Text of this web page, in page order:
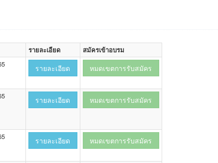
รายละเอียด
สมัครเข้าอบรม
รายละเอียด หมดเขตการรับสมัคร
รายละเอียด หมดเขตการรับสมัคร
รายละเอียด หมดเขตการรับสมัคร